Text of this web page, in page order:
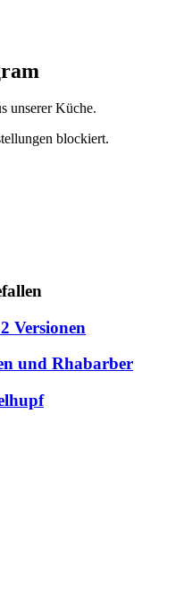
unserer Küche.
blockiert.
Versionen
und Rhabarber